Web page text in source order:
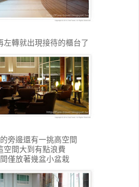
左轉就出現接待的櫃台了
旁邊還有一挑高空間
空間大到有點浪費
僅放著幾盆小盆栽